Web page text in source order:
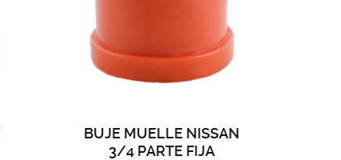
BUJE MUELLE NISSAN
3/4 PARTE FIJA